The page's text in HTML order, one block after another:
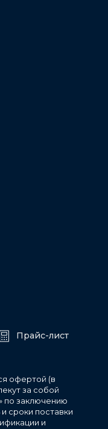
Прайс-лист
офертой (в
за собой
по заключению
сроки поставки
и